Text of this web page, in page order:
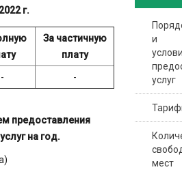
г.
За частичную
плату
- -
предоставления
на год.
и
услуг
мест